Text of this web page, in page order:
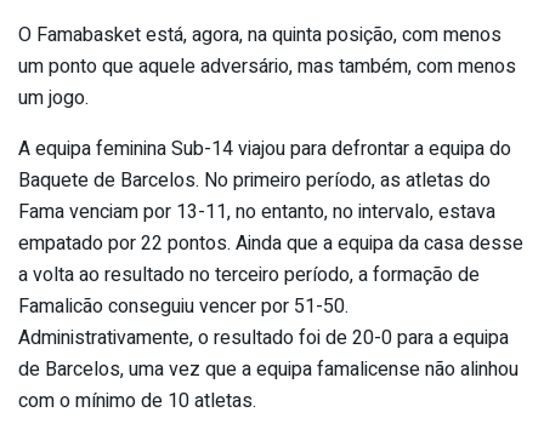
O Famabasket está, agora, na quinta posição, com menos
um ponto que aquele adversário, mas também, com menos
um jogo.
A equipa feminina Sub-14 viajou para defrontar a equipa do
Baquete de Barcelos. No primeiro período, as atletas do
Fama venciam por 13-11, no entanto, no intervalo, estava
empatado por 22 pontos. Ainda que a equipa da casa desse
a volta ao resultado no terceiro período, a formação de
Famalicão conseguiu vencer por 51-50.
Administrativamente, o resultado foi de 20-0 para a equipa
de Barcelos, uma vez que a equipa famalicense não alinhou
com o mínimo de 10 atletas.